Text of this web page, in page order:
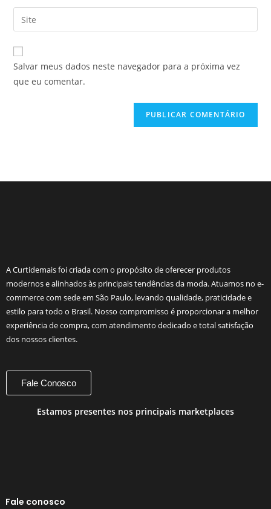
Salvar meus dados neste navegador para a próxima vez
que eu comentar.
A Curtidemais foi criada com o propósito de oferecer produtos
modernos e alinhados às principais tendências da moda. Atuamos no e-
commerce com sede em São Paulo, levando qualidade, praticidade e
estilo para todo o Brasil. Nosso compromisso é proporcionar a melhor
experiência de compra, com atendimento dedicado e total satisfação
dos nossos clientes.
Fale Conosco
Estamos presentes nos principais marketplaces
Fale conosco